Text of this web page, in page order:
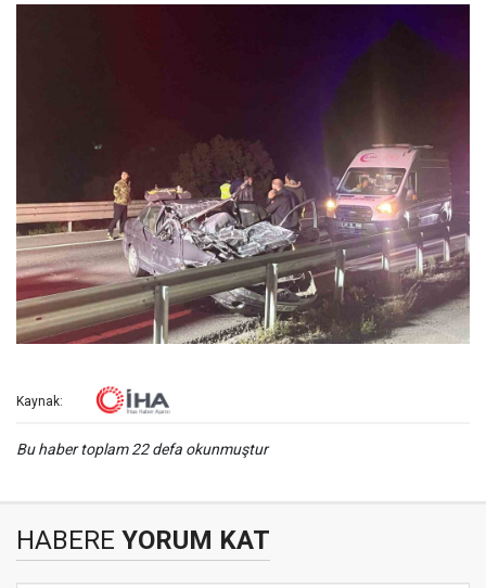
Kaynak:
Bu haber toplam 22 defa okunmuştur
HABERE YORUM KAT